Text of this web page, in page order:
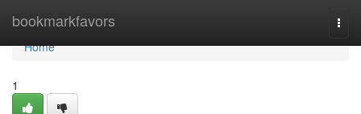
bookmarkfavors
Home
Home
1